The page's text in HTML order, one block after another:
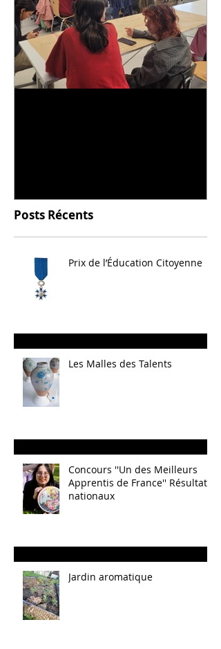
Posts Récents
Prix de l’Éducation Citoyenne
Les Malles des Talents
Concours ''Un des Meilleurs
Apprentis de France'' Résultats
nationaux
Jardin aromatique